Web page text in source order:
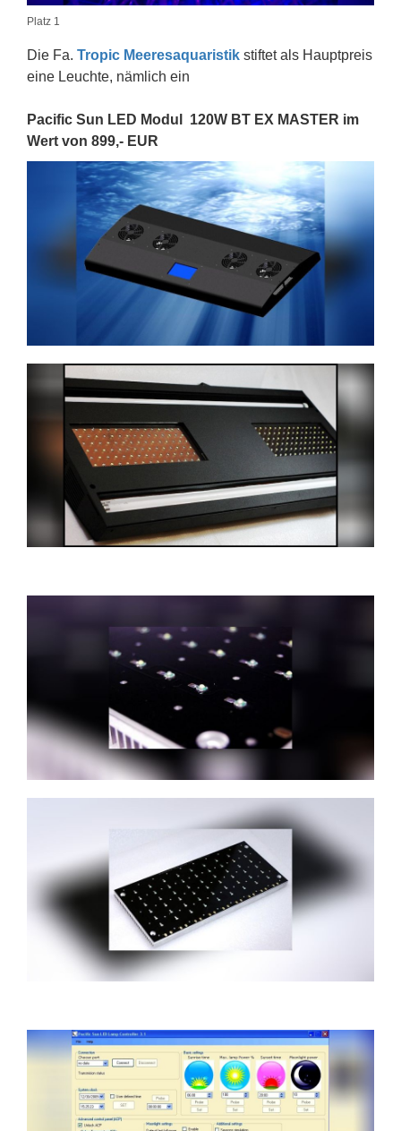
Platz 1
Die Fa. Tropic Meeresaquaristik stiftet als Hauptpreis
eine Leuchte, nämlich ein
Pacific Sun LED Modul 120W BT EX MASTER im
Wert von 899,- EUR